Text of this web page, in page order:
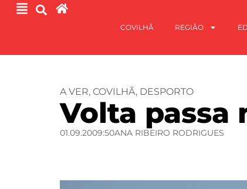
COVILHÃ REGIÃO
A VER, COVILHÃ, DESPORTO
Volta passa
01.09.2009:50ANA RIBEIRO RODRIGUES